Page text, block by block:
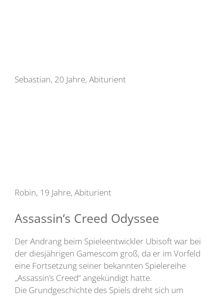
Sebastian, 20 Jahre, Abiturient
Robin, 19 Jahre, Abiturient
Assassin‘s Creed Odyssee
Der Andrang beim Spieleentwickler Ubisoft war bei
der diesjährigen Gamescom groß, da er im Vorfeld
eine Fortsetzung seiner bekannten Spielereihe
„Assassin’s Creed“ angekündigt hatte.
Die Grundgeschichte des Spiels dreht sich um